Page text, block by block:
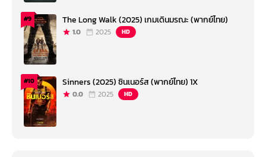
#9 The Long Walk (2025) เกมเดินมรณะ (พากย์ไทย)
1.0 2025 HD
#10 Sinners (2025) ซินเนอร์ส (พากย์ไทย) 1X
0.0 2025 HD